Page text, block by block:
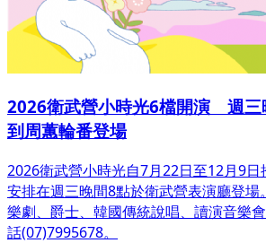
2026衛武營小時光6檔開演 週三
到周蕙輪番登場
2026衛武營小時光自7月22日至12月9日
安排在週三晚間8點於衛武營表演廳登場
樂劇、爵士、韓國傳統說唱、讀演音樂
話(07)7995678。